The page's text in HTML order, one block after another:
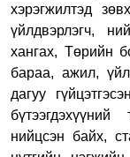
хэрэгжилтэд
үйлдвэрлэгч,
хангах, Төрийн
бараа, ажил,
дагуу
нийцсэн байх,